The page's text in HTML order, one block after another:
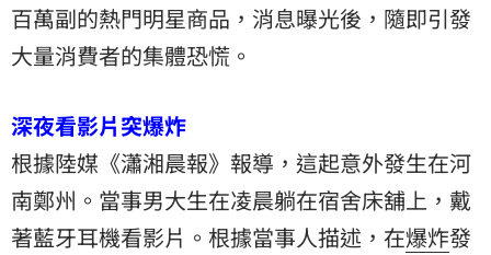
百萬副的熱門明星商品，消息曝光後，隨即引發
大量消費者的集體恐慌。
深夜看影片突爆炸
根據陸媒《瀟湘晨報》報導，這起意外發生在河
南鄭州。當事男大生在凌晨躺在宿舍床舖上，戴
著藍牙耳機看影片。根據當事人描述，在爆炸發